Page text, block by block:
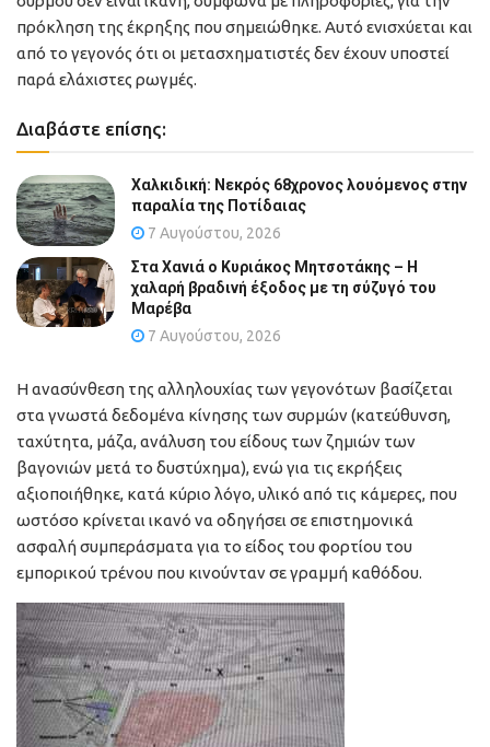
πρόκληση της έκρηξης που σημειώθηκε. Αυτό ενισχύεται και
από το γεγονός ότι οι μετασχηματιστές δεν έχουν υποστεί
παρά ελάχιστες ρωγμές.
Διαβάστε επίσης:
Χαλκιδική: Νεκρός 68χρονος λουόμενος στην
παραλία της Ποτίδαιας
7 Αυγούστου, 2026
Στα Χανιά ο Κυριάκος Μητσοτάκης – Η
χαλαρή βραδινή έξοδος με τη σύζυγό του
Μαρέβα
7 Αυγούστου, 2026
Η ανασύνθεση της αλληλουχίας των γεγονότων βασίζεται
στα γνωστά δεδομένα κίνησης των συρμών (κατεύθυνση,
ταχύτητα, μάζα, ανάλυση του είδους των ζημιών των
βαγονιών μετά το δυστύχημα), ενώ για τις εκρήξεις
αξιοποιήθηκε, κατά κύριο λόγο, υλικό από τις κάμερες, που
ωστόσο κρίνεται ικανό να οδηγήσει σε επιστημονικά
ασφαλή συμπεράσματα για το είδος του φορτίου του
εμπορικού τρένου που κινούνταν σε γραμμή καθόδου.